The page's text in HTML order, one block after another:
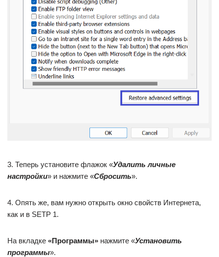
3. Теперь установите флажок «Удалить личные
настройки» и нажмите «Сбросить».
4. Опять же, вам нужно открыть окно свойств Интернета,
как и в SETP 1.
На вкладке «Программы» нажмите «Установить
программы».